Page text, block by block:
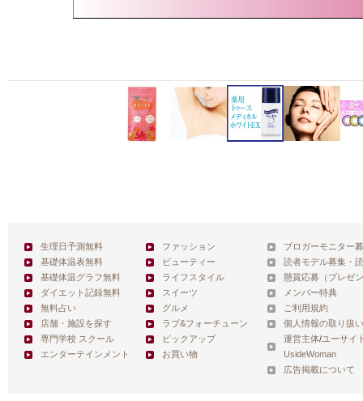
生理日予測無料
基礎体温表無料
基礎体温グラフ無料
ダイエット記録無料
無料占い
店舗・施設を探す
専門学校 スクール
エンターテインメント
ファッション
ビューティー
ライフスタイル
スイーツ
グルメ
ラブ&フォーチューン
ピックアップ
お買い物
ブロガーモニター
読者モデル募集・
懸賞応募（プレゼ
メンバー特典
ご利用規約
個人情報の取り扱
運営主体/ユーサイ
UsideWoman
広告掲載について